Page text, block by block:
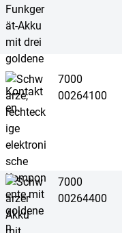
7000
00264100
7000
00264400